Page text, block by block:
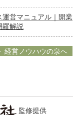
運営マニュアル｜開業
羅解説
経営ノウハウの泉へ
監修提供